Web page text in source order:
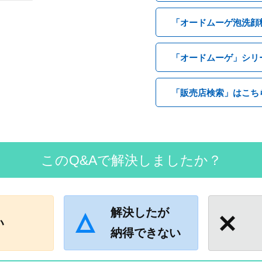
「オードムーゲ泡洗
「オードムーゲ」シ
「販売店検索」はこち
このQ&Aで解決しましたか？
解決したが
納得できない